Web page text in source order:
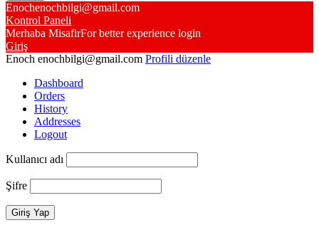
Enochenochbilgi@gmail.com
Kontrol Paneli
Merhaba MisafirFor better experience login
Giriş
Enoch enochbilgi@gmail.com Profili düzenle
Dashboard
Orders
History
Addresses
Logout
Kullanıcı adı
Şifre